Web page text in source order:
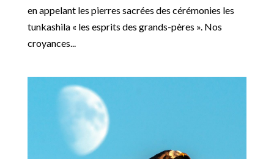
en appelant les pierres sacrées des cérémonies les
tunkashila « les esprits des grands-pères ». Nos
croyances...